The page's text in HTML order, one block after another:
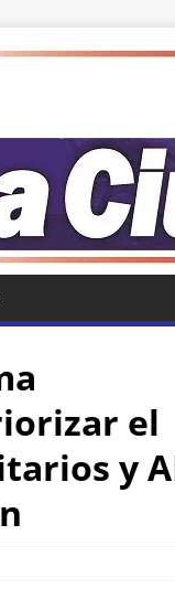
el
y